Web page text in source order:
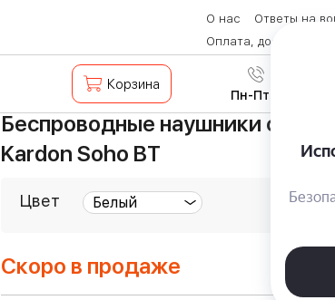
О нас
Ответы на
Оплата, доставка и
Корзина 8 (800)
Пн-Пт с 9:00 до
Беспроводные наушники с
Kardon Soho BT
Цвет
Скоро в продаже